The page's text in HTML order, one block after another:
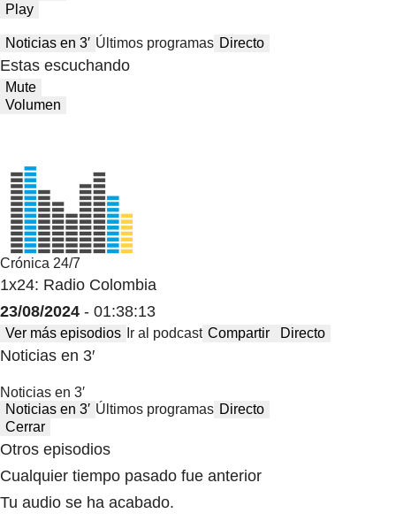
Play
Noticias en 3′ Últimos programas Directo
Estas escuchando
Mute
Volumen
Crónica 24/7
1x24: Radio Colombia
23/08/2024 - 01:38:13
Ver más episodios Ir al podcast Compartir Directo
Noticias en 3′
Noticias en 3′
Noticias en 3′ Últimos programas Directo
Cerrar
Otros episodios
Cualquier tiempo pasado fue anterior
Tu audio se ha acabado.